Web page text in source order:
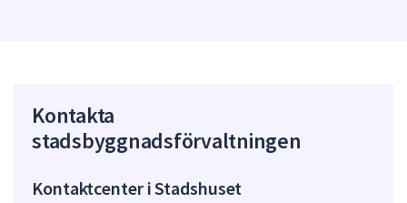
Kontakta
stadsbyggnadsförvaltningen
Kontaktcenter i Stadshuset